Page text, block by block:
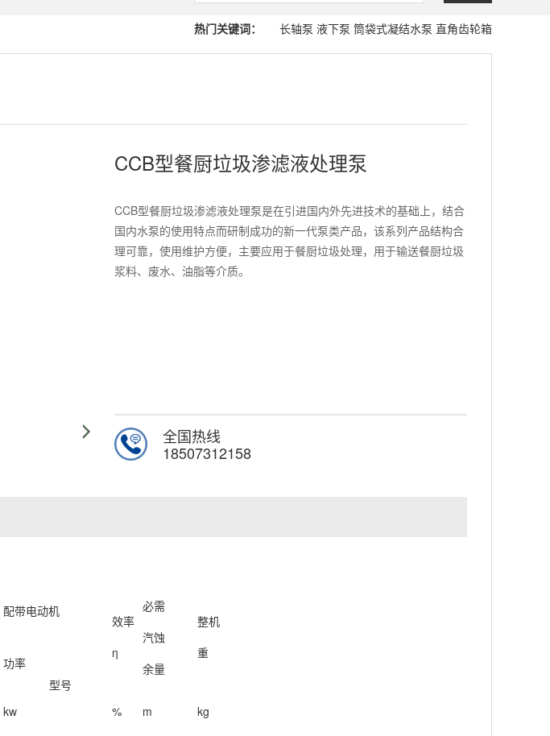
热门关键词： 长轴泵 液下泵 筒袋式凝结水泵 直角齿轮箱
CCB型餐厨垃圾渗滤液处理泵
CCB型餐厨垃圾渗滤液处理泵是在引进国内外先进技术的基础上，结合
国内水泵的使用特点而研制成功的新一代泵类产品，该系列产品结构合
理可靠，使用维护方便，主要应用于餐厨垃圾处理，用于输送餐厨垃圾
浆料、废水、油脂等介质。
全国热线
18507312158
配带电动机
效率
η
必需
汽蚀
余量
整机
重
功率
型号
kw % m kg